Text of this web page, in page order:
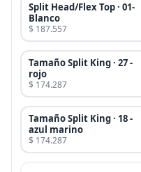
Split Head/Flex Top · 01-
Blanco
$ 187.557
Tamaño Split King · 27 -
rojo
$ 174.287
Tamaño Split King · 18 -
azul marino
$ 174.287